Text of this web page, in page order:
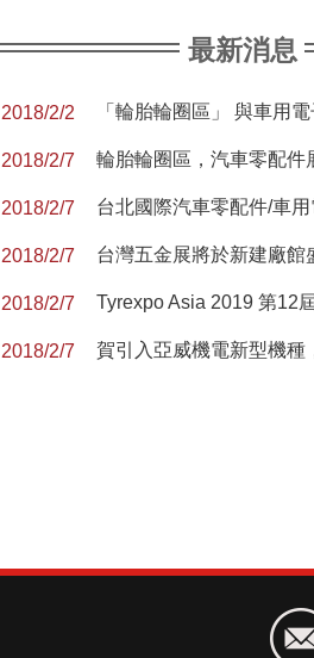
最新消息
2018/2/2
2018/2/7 輪胎輪圈區，汽車零配件
2018/2/7 台北國際汽車零配件/車
2018/2/7 台灣五金展將於新建廠館
2018/2/7
2018/2/7